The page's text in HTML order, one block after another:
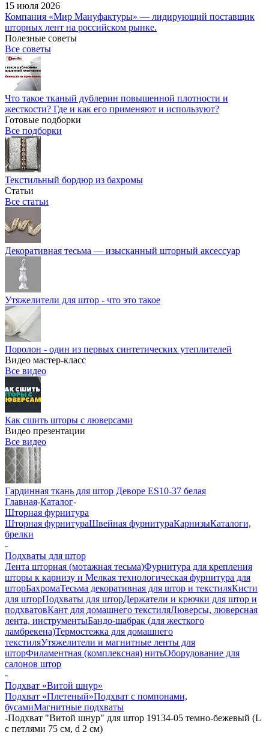
15 июля 2026
Компания «Мир Мануфактуры» — лидирующий поставщик
шторных лент на российском рынке.
Полезные советы
Все советы
Что такое тканый дублерин повышенной плотности и
жесткости? Где и как его применяют и используют?
Готовые подборки
Все подборки
Текстильный бордюр из бахромы
Статьи
Все статьи
Декоративная тесьма — изысканный шторный аксессуар
Утяжелители для штор - что это такое
Поролон - один из первых синтетических утеплителей
Видео мастер-класс
Все видео
Как сшить шторы с люверсами
Видео презентации
Все видео
Гардинная ткань для штор Деворе ES10-37 белая
Главная-Каталог-
Шторная фурнитура
Шторная фурнитураШвейная фурнитураКарнизыКаталоги,
брелки
-
Подхваты для штор
Лента шторная (мотажная тесьма)Фурнитура для крепления
шторы к карнизу и Мелкая технологическая фурнитура для
шторБахромаТесьма декоративная для штор и текстиляКисти
для шторПодхваты для шторДержатели и крючки для штор и
подхватовКант для домашнего текстиляЛюверсы, люверсная
лента, инструментыБандо-шабрак (для жесткого
ламбрекена)Термостежка для домашнего
текстиляУтяжелители и магнитные ленты для
шторФиламентная (комплексная) нитьОборудование для
салонов штор
-
Подхват «Витой шнур»
Подхват «Плетеный»Подхват с помпонами,
бусамиМагнитные подхваты
-Подхват "Витой шнур" для штор 19134-05 темно-бежевый (L
с петлями 75 см, d 2 см)